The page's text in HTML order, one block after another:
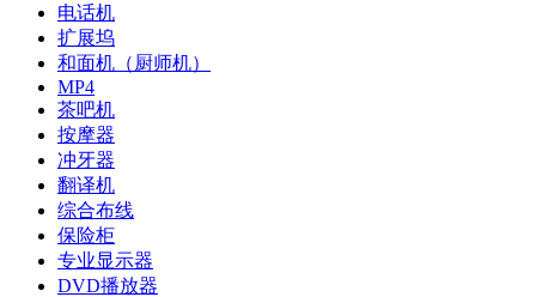
电话机
扩展坞
和面机（厨师机）
MP4
茶吧机
按摩器
冲牙器
翻译机
综合布线
保险柜
专业显示器
DVD播放器